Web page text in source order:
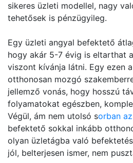
sikeres üzleti modellel, nagy
tehetősek is pénzügyileg.
Egy üzleti angyal befektető
hogy akár 5-7 évig is eltarthat
viszont kívánja látni. Egy ezen
otthonosan mozgó
jellemző vonás, hogy hosszú
folyamatokat egészben,
Végül, ám nem utolsó sorban
befektető sokkal inkább
olyan üzletágba való
jól, belterjesen ismer, nem